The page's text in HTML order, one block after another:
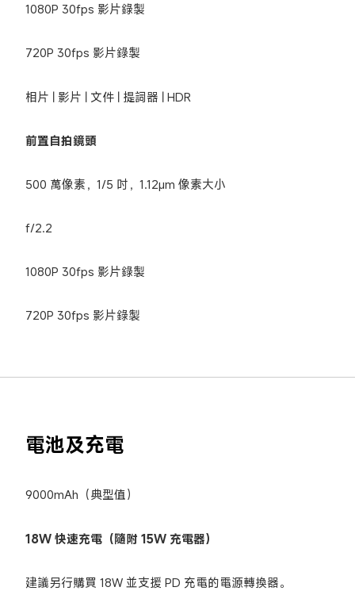
1080P 30fps 影片錄製
720P 30fps 影片錄製
相片 | 影片 | 文件 | 提詞器 | HDR
前置自拍鏡頭
500 萬像素，1/5 吋，1.12μm 像素大小
f/2.2
1080P 30fps 影片錄製
720P 30fps 影片錄製
電池及充電
9000mAh（典型值）
18W 快速充電（隨附 15W 充電器）
建議另行購買 18W 並支援 PD 充電的電源轉換器。